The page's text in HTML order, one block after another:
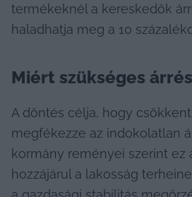
termékeknél a kereskedők
haladhatja meg a 10
Miért szükséges
A döntés célja, hogy
megfékezze az indokolatlan
kormány reményei szerint ez
hozzájárul a lakosság